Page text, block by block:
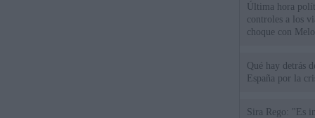
Última hora
controles a los
choque con
Qué hay detrás
España por la
Sira Rego: "Es